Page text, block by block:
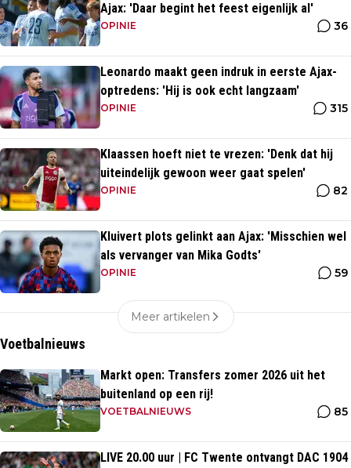
Ajax: 'Daar begint het feest eigenlijk al'
OPINIE 36
Leonardo maakt geen indruk in eerste Ajax-
optredens: 'Hij is ook echt langzaam'
OPINIE 315
Klaassen hoeft niet te vrezen: 'Denk dat hij
uiteindelijk gewoon weer gaat spelen'
OPINIE 82
Kluivert plots gelinkt aan Ajax: 'Misschien wel
als vervanger van Mika Godts'
OPINIE 59
Meer artikelen
Voetbalnieuws
Markt open: Transfers zomer 2026 uit het
buitenland op een rij!
VOETBALNIEUWS 85
LIVE 20.00 uur | FC Twente ontvangt DAC 1904